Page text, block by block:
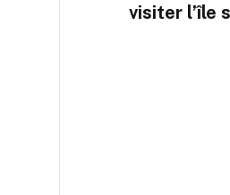
visiter l’île